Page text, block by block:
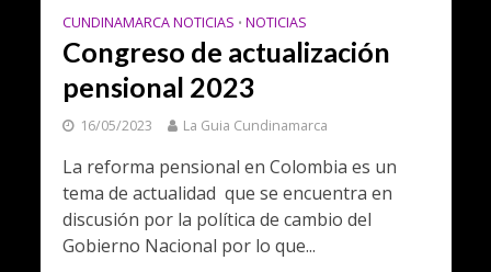
CUNDINAMARCA NOTICIAS • NOTICIAS
Congreso de actualización
pensional 2023
16/05/2023 La Guia Cundinamarca
La reforma pensional en Colombia es un
tema de actualidad que se encuentra en
discusión por la política de cambio del
Gobierno Nacional por lo que...